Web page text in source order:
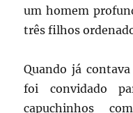
um homem
três filhos
Quando já
foi convidado
capuchinhos